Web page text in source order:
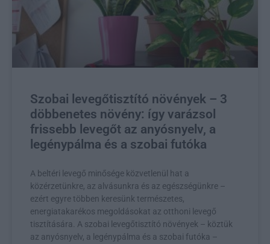
Szobai levegőtisztító növények – 3
döbbenetes növény: így varázsol
frissebb levegőt az anyósnyelv, a
legénypálma és a szobai futóka
A beltéri levegő minősége közvetlenül hat a
közérzetünkre, az alvásunkra és az egészségünkre –
ezért egyre többen keresünk természetes,
energiatakarékos megoldásokat az otthoni levegő
tisztítására. A szobai levegőtisztító növények – köztük
az anyósnyelv, a legénypálma és a szobai futóka –